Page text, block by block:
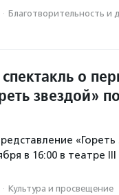
· Благотвори­тель­ность и
о
звездой»
«Гореть
в 16:00 в театре
· Культура и просвещение